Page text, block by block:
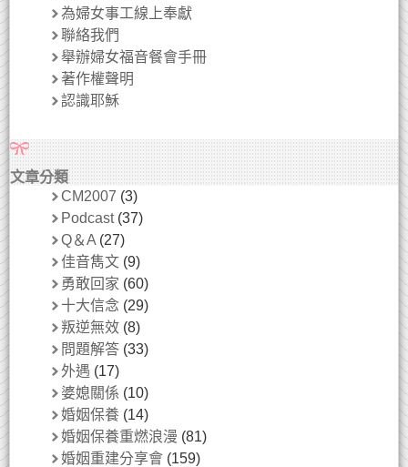
為婦女事工線上奉獻
聯絡我們
舉辦婦女福音餐會手冊
著作權聲明
認識耶穌
文章分類
CM2007 (3)
Podcast(37)
Q＆A (27)
佳音雋文 (9)
勇敢回家 (60)
十大信念 (29)
叛逆無效 (8)
問題解答 (33)
外遇 (17)
婆媳關係 (10)
婚姻保養 (14)
婚姻保養重燃浪漫 (81)
婚姻重建分享會 (159)